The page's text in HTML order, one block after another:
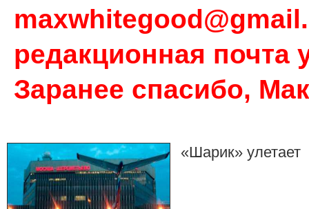
редакционная почта
Заранее спасибо,
«Шарик» улетает